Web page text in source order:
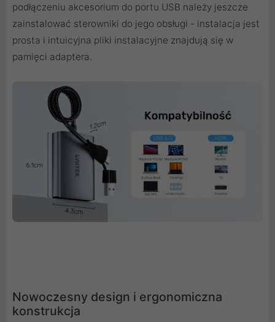
podłączeniu akcesorium do portu USB należy jeszcze
zainstalować sterowniki do jego obsługi - instalacja jest
prosta i intuicyjna pliki instalacyjne znajdują się w
pamięci adaptera.
Nowoczesny design i ergonomiczna
konstrukcja